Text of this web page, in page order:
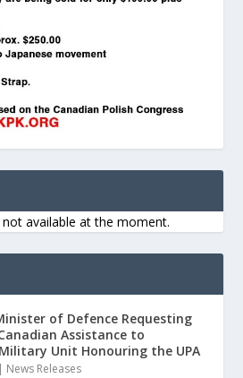
available at the moment.
of Defence Requesting
Assistance to
Unit Honouring the UPA
| News Releases